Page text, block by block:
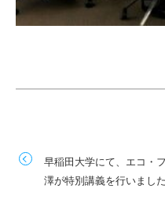
早稲田大学にて、エコ・
澤が特別講義を行いました